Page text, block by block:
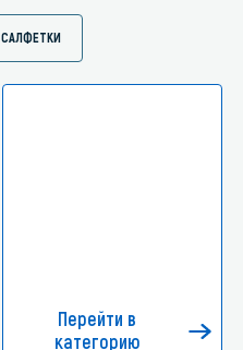
САЛФЕТКИ
Перейти в
категорию